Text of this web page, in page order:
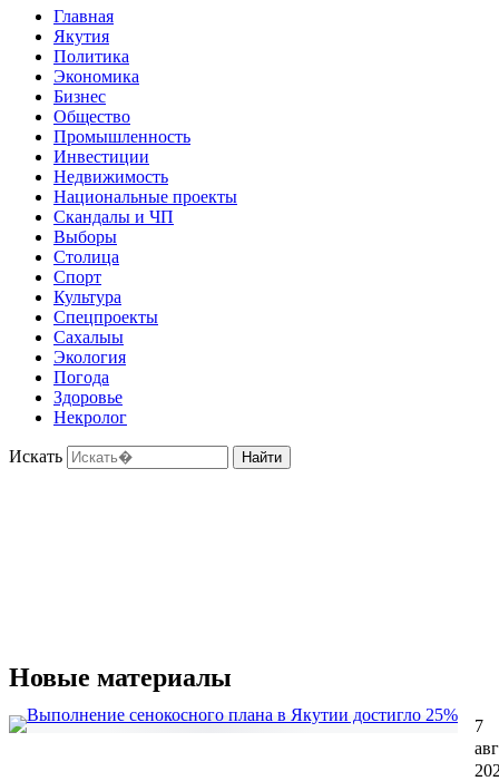
Главная
Якутия
Политика
Экономика
Бизнес
Общество
Промышленность
Инвестиции
Недвижимость
Национальные проекты
Скандалы и ЧП
Выборы
Столица
Спорт
Культура
Спецпроекты
Сахалыы
Экология
Погода
Здоровье
Некролог
Искать Найти
Новые материалы
7